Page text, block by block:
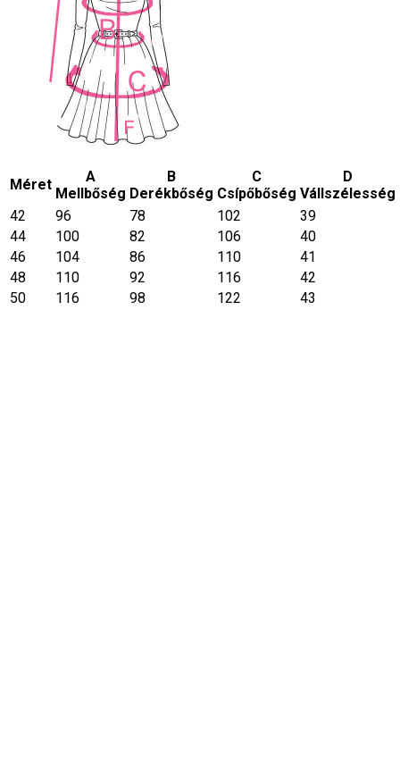
Méret
A
Mellbőség
B
Derékbőség
C
Csípőbőség
D
Vállszélesség
42
96 78 102 39
44
100 82 106 40
46
104 86 110 41
48
110 92 116 42
50
116 98 122 43